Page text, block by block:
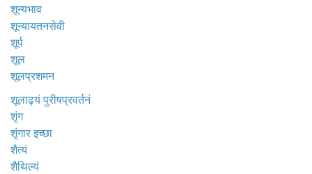
शून्यभाव
शून्यायतनसेवी
शूर्प
शूल
शूलप्रशमन
शूलाढ्यं पुरीषप्रवर्तनं
शृंग
शृंगार इच्छा
शैत्यं
शैथिल्यं